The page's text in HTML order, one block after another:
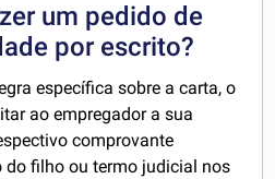
um pedido de
por escrito?
específica sobre a carta, o
ao empregador a sua
comprovante
do filho ou termo judicial nos